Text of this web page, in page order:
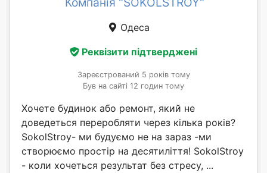
Одеса
Реквізити підтверджені
Зареєстрований 5 років тому
Був на сайті 12 годин тому
Хочете будинок або ремонт, який не
доведеться переробляти через кілька років?
SokolStroy- ми будуємо не на зараз -ми
створюємо простір на десятиліття! SokolStroy
- коли хочеться результат без стресу, ...